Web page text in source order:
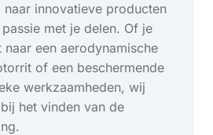
innovatieve producten
met je delen. Of je
een aerodynamische
of een beschermende
werkzaamheden, wij
het vinden van de